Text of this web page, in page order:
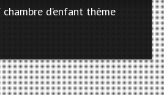
d’enfant thème